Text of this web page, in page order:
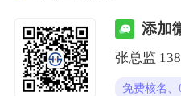
添加
张总监
免费核名